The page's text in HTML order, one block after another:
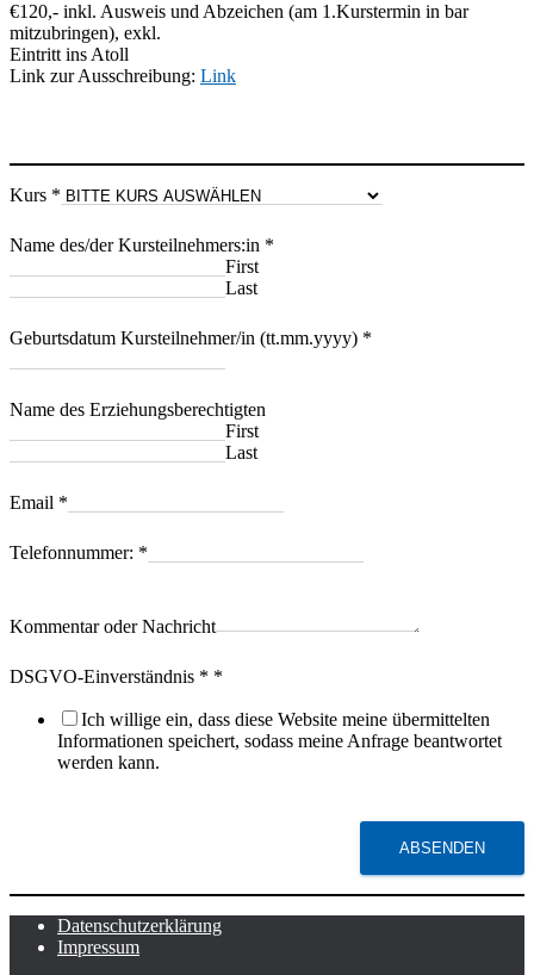
€120,- inkl. Ausweis und Abzeichen (am 1.Kurstermin in bar
mitzubringen), exkl.
Eintritt ins Atoll
Link zur Ausschreibung: Link
Kurs *
Name des/der Kursteilnehmers:in *
First
Last
Geburtsdatum Kursteilnehmer/in (tt.mm.yyyy) *
Name des Erziehungsberechtigten
First
Last
Email *
Telefonnummer: *
Kommentar oder Nachricht
DSGVO-Einverständnis * *
Ich willige ein, dass diese Website meine übermittelten
Informationen speichert, sodass meine Anfrage beantwortet
werden kann.
ABSENDEN
Datenschutzerklärung
Impressum